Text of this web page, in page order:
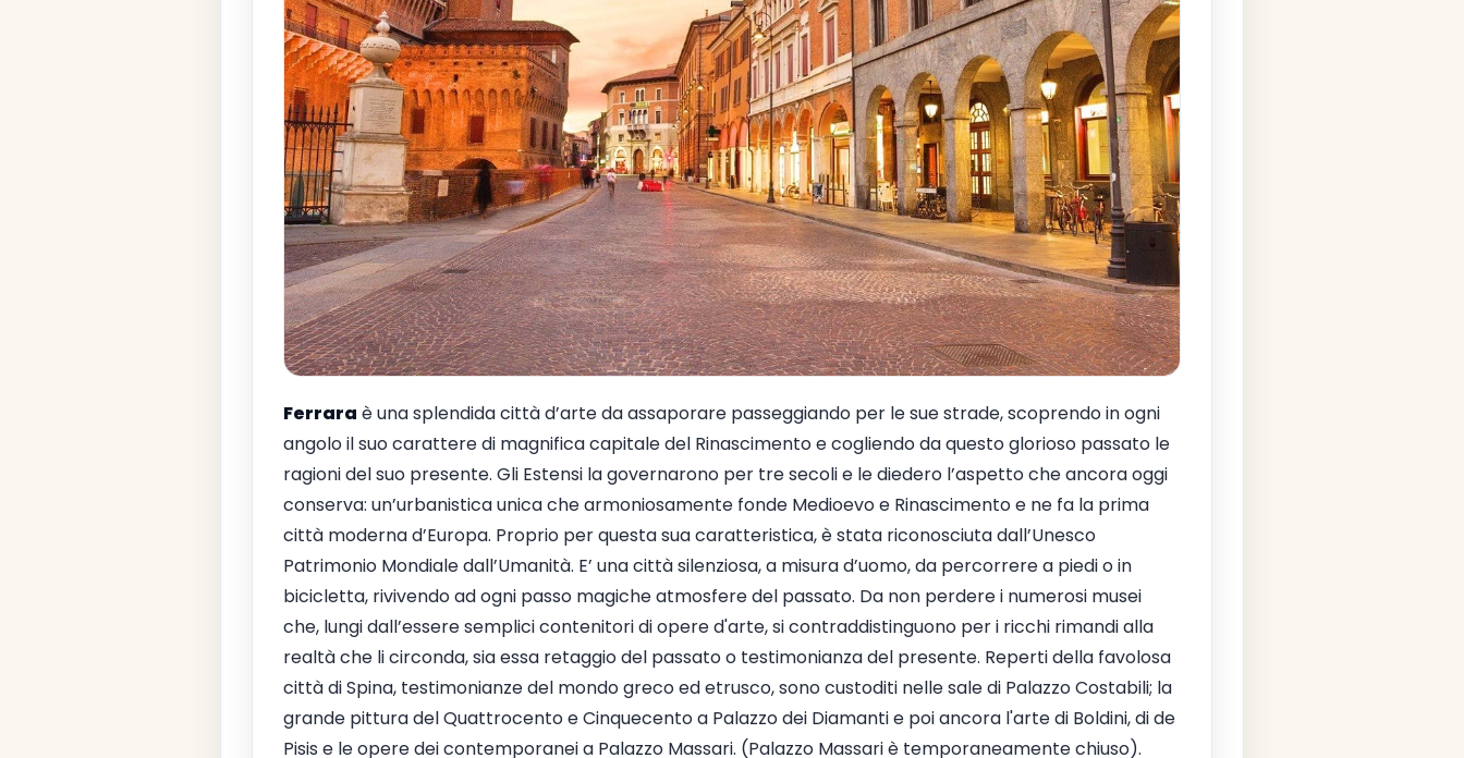
Ferrara è una splendida città d’arte da assaporare passeggiando per le sue strade, scoprendo in ogni
angolo il suo carattere di magnifica capitale del Rinascimento e cogliendo da questo glorioso passato le
ragioni del suo presente. Gli Estensi la governarono per tre secoli e le diedero l’aspetto che ancora oggi
conserva: un’urbanistica unica che armoniosamente fonde Medioevo e Rinascimento e ne fa la prima
città moderna d’Europa. Proprio per questa sua caratteristica, è stata riconosciuta dall’Unesco
Patrimonio Mondiale dall’Umanità. E’ una città silenziosa, a misura d’uomo, da percorrere a piedi o in
bicicletta, rivivendo ad ogni passo magiche atmosfere del passato. Da non perdere i numerosi musei
che, lungi dall’essere semplici contenitori di opere d'arte, si contraddistinguono per i ricchi rimandi alla
realtà che li circonda, sia essa retaggio del passato o testimonianza del presente. Reperti della favolosa
città di Spina, testimonianze del mondo greco ed etrusco, sono custoditi nelle sale di Palazzo Costabili; la
grande pittura del Quattrocento e Cinquecento a Palazzo dei Diamanti e poi ancora l'arte di Boldini, di de
Pisis e le opere dei contemporanei a Palazzo Massari. (Palazzo Massari è temporaneamente chiuso).